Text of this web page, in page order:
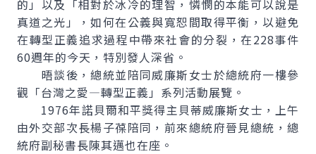
的」以及「相對於冰冷的理智，憐憫的本能可以說是
真道之光」，如何在公義與寬恕間取得平衡，以避免
在轉型正義追求過程中帶來社會的分裂，在228事件
60週年的今天，特別發人深省。
晤談後，總統並陪同威廉斯女士於總統府一樓參
觀「台灣之愛—轉型正義」系列活動展覽。
1976年諾貝爾和平獎得主貝蒂威廉斯女士，上午
由外交部次長楊子葆陪同，前來總統府晉見總統，總
統府副秘書長陳其邁也在座。